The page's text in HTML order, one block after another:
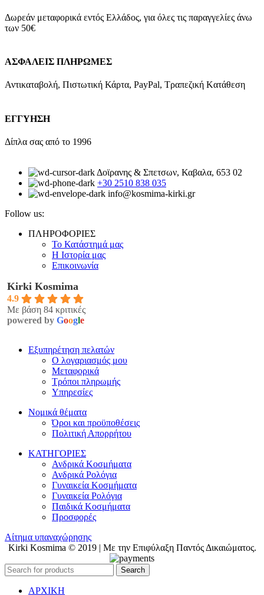
Δωρεάν μεταφορικά εντός Ελλάδος, για όλες τις παραγγελίες άνω
των 50€
ΑΣΦΑΛΕΙΣ ΠΛΗΡΩΜΕΣ
Αντικαταβολή, Πιστωτική Κάρτα, PayPal, Τραπεζική Kατάθεση
ΕΓΓΥΗΣΗ
Δίπλα σας από το 1996
Δοϊρανης & Σπετσων, Καβαλα, 653 02
+30 2510 838 035
info@kosmima-kirki.gr
Follow us:
ΠΛΗΡΟΦΟΡΙΕΣ
Το Κατάστημά μας
Η Ιστορία μας
Επικοινωνία
Kirki Kosmima
4.9
Με βάση 84 κριτικές
powered by Google
Εξυπηρέτηση πελατών
Ο λογαριασμός μου
Μεταφορικά
Τρόποι πληρωμής
Υπηρεσίες
Νομικά θέματα
Όροι και προϋποθέσεις
Πολιτική Απορρήτου
ΚΑΤΗΓΟΡΙΕΣ
Ανδρικά Κοσμήματα
Ανδρικά Ρολόγια
Γυναικεία Κοσμήματα
Γυναικεία Ρολόγια
Παιδικά Κοσμήματα
Προσφορές
Αίτημα υπαναχώρησης
Kirki Kosmima © 2019 | Με την Επιφύλαξη Παντός Δικαιώματος.
Search
ΑΡΧΙΚΗ